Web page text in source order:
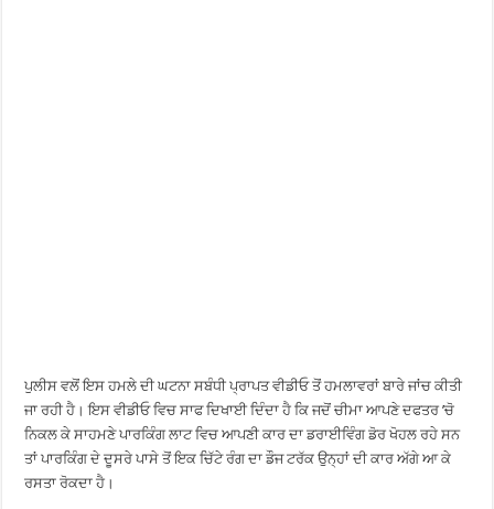
ਪੁਲੀਸ ਵਲੋਂ ਇਸ ਹਮਲੇ ਦੀ ਘਟਨਾ ਸਬੰਧੀ ਪ੍ਰਾਪਤ ਵੀਡੀਓ ਤੋਂ ਹਮਲਾਵਰਾਂ ਬਾਰੇ ਜਾਂਚ ਕੀਤੀ
ਜਾ ਰਹੀ ਹੈ। ਇਸ ਵੀਡੀਓ ਵਿਚ ਸਾਫ ਦਿਖਾਈ ਦਿੰਦਾ ਹੈ ਕਿ ਜਦੋਂ ਚੀਮਾ ਆਪਣੇ ਦਫਤਰ ’ਚੋ
ਨਿਕਲ ਕੇ ਸਾਹਮਣੇ ਪਾਰਕਿੰਗ ਲਾਟ ਵਿਚ ਆਪਣੀ ਕਾਰ ਦਾ ਡਰਾਈਵਿੰਗ ਡੋਰ ਖੋਹਲ ਰਹੇ ਸਨ
ਤਾਂ ਪਾਰਕਿੰਗ ਦੇ ਦੂਸਰੇ ਪਾਸੇ ਤੋਂ ਇਕ ਚਿੱਟੇ ਰੰਗ ਦਾ ਡੌਜ ਟਰੱਕ ਉਨ੍ਹਾਂ ਦੀ ਕਾਰ ਅੱਗੇ ਆ ਕੇ
ਰਸਤਾ ਰੋਕਦਾ ਹੈ।